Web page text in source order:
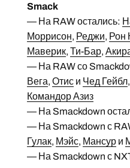
Smack
— На RAW остались:
Моррисон, Реджи, Рон
Маверик, Ти-Бар,
— На RAW со
Вега, Отиси Чед Гейбл,
Командор Азиз
— На Smackdown
— На Smackdown с
Гулак, Мэйс, Мансури
— На Smackdown с